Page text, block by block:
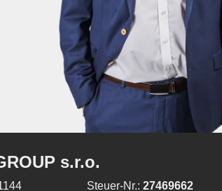
s.r.o.
Steuer-Nr.:27469662